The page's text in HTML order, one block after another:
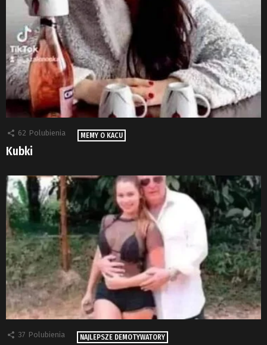
62 Polubienia MEMY O KACU
Kubki
37 Polubienia NAJLEPSZE DEMOTYWATORY